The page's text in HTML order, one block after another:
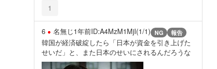
1
6 名無じ1年前ID:A4MzM1MjI(1/1) NG 報告
韓国が経済破綻したら「日本が資金を引き上げた
せいだ」と、また日本のせいにされるんだろうな